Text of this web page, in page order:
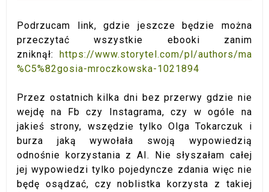
Podrzucam link, gdzie jeszcze będzie można
przeczytać wszystkie ebooki zanim
zniknął:
https://www.storytel.com/pl/authors/ma
%C5%82gosia-mroczkowska-1021894
Przez ostatnich kilka dni bez przerwy gdzie nie
wejdę na Fb czy Instagrama, czy w ogóle na
jakieś strony, wszędzie tylko Olga Tokarczuk i
burza jaką wywołała swoją wypowiedzią
odnośnie korzystania z AI. Nie słyszałam całej
jej wypowiedzi tylko pojedyncze zdania więc nie
będę osądzać, czy noblistka korzysta z takiej